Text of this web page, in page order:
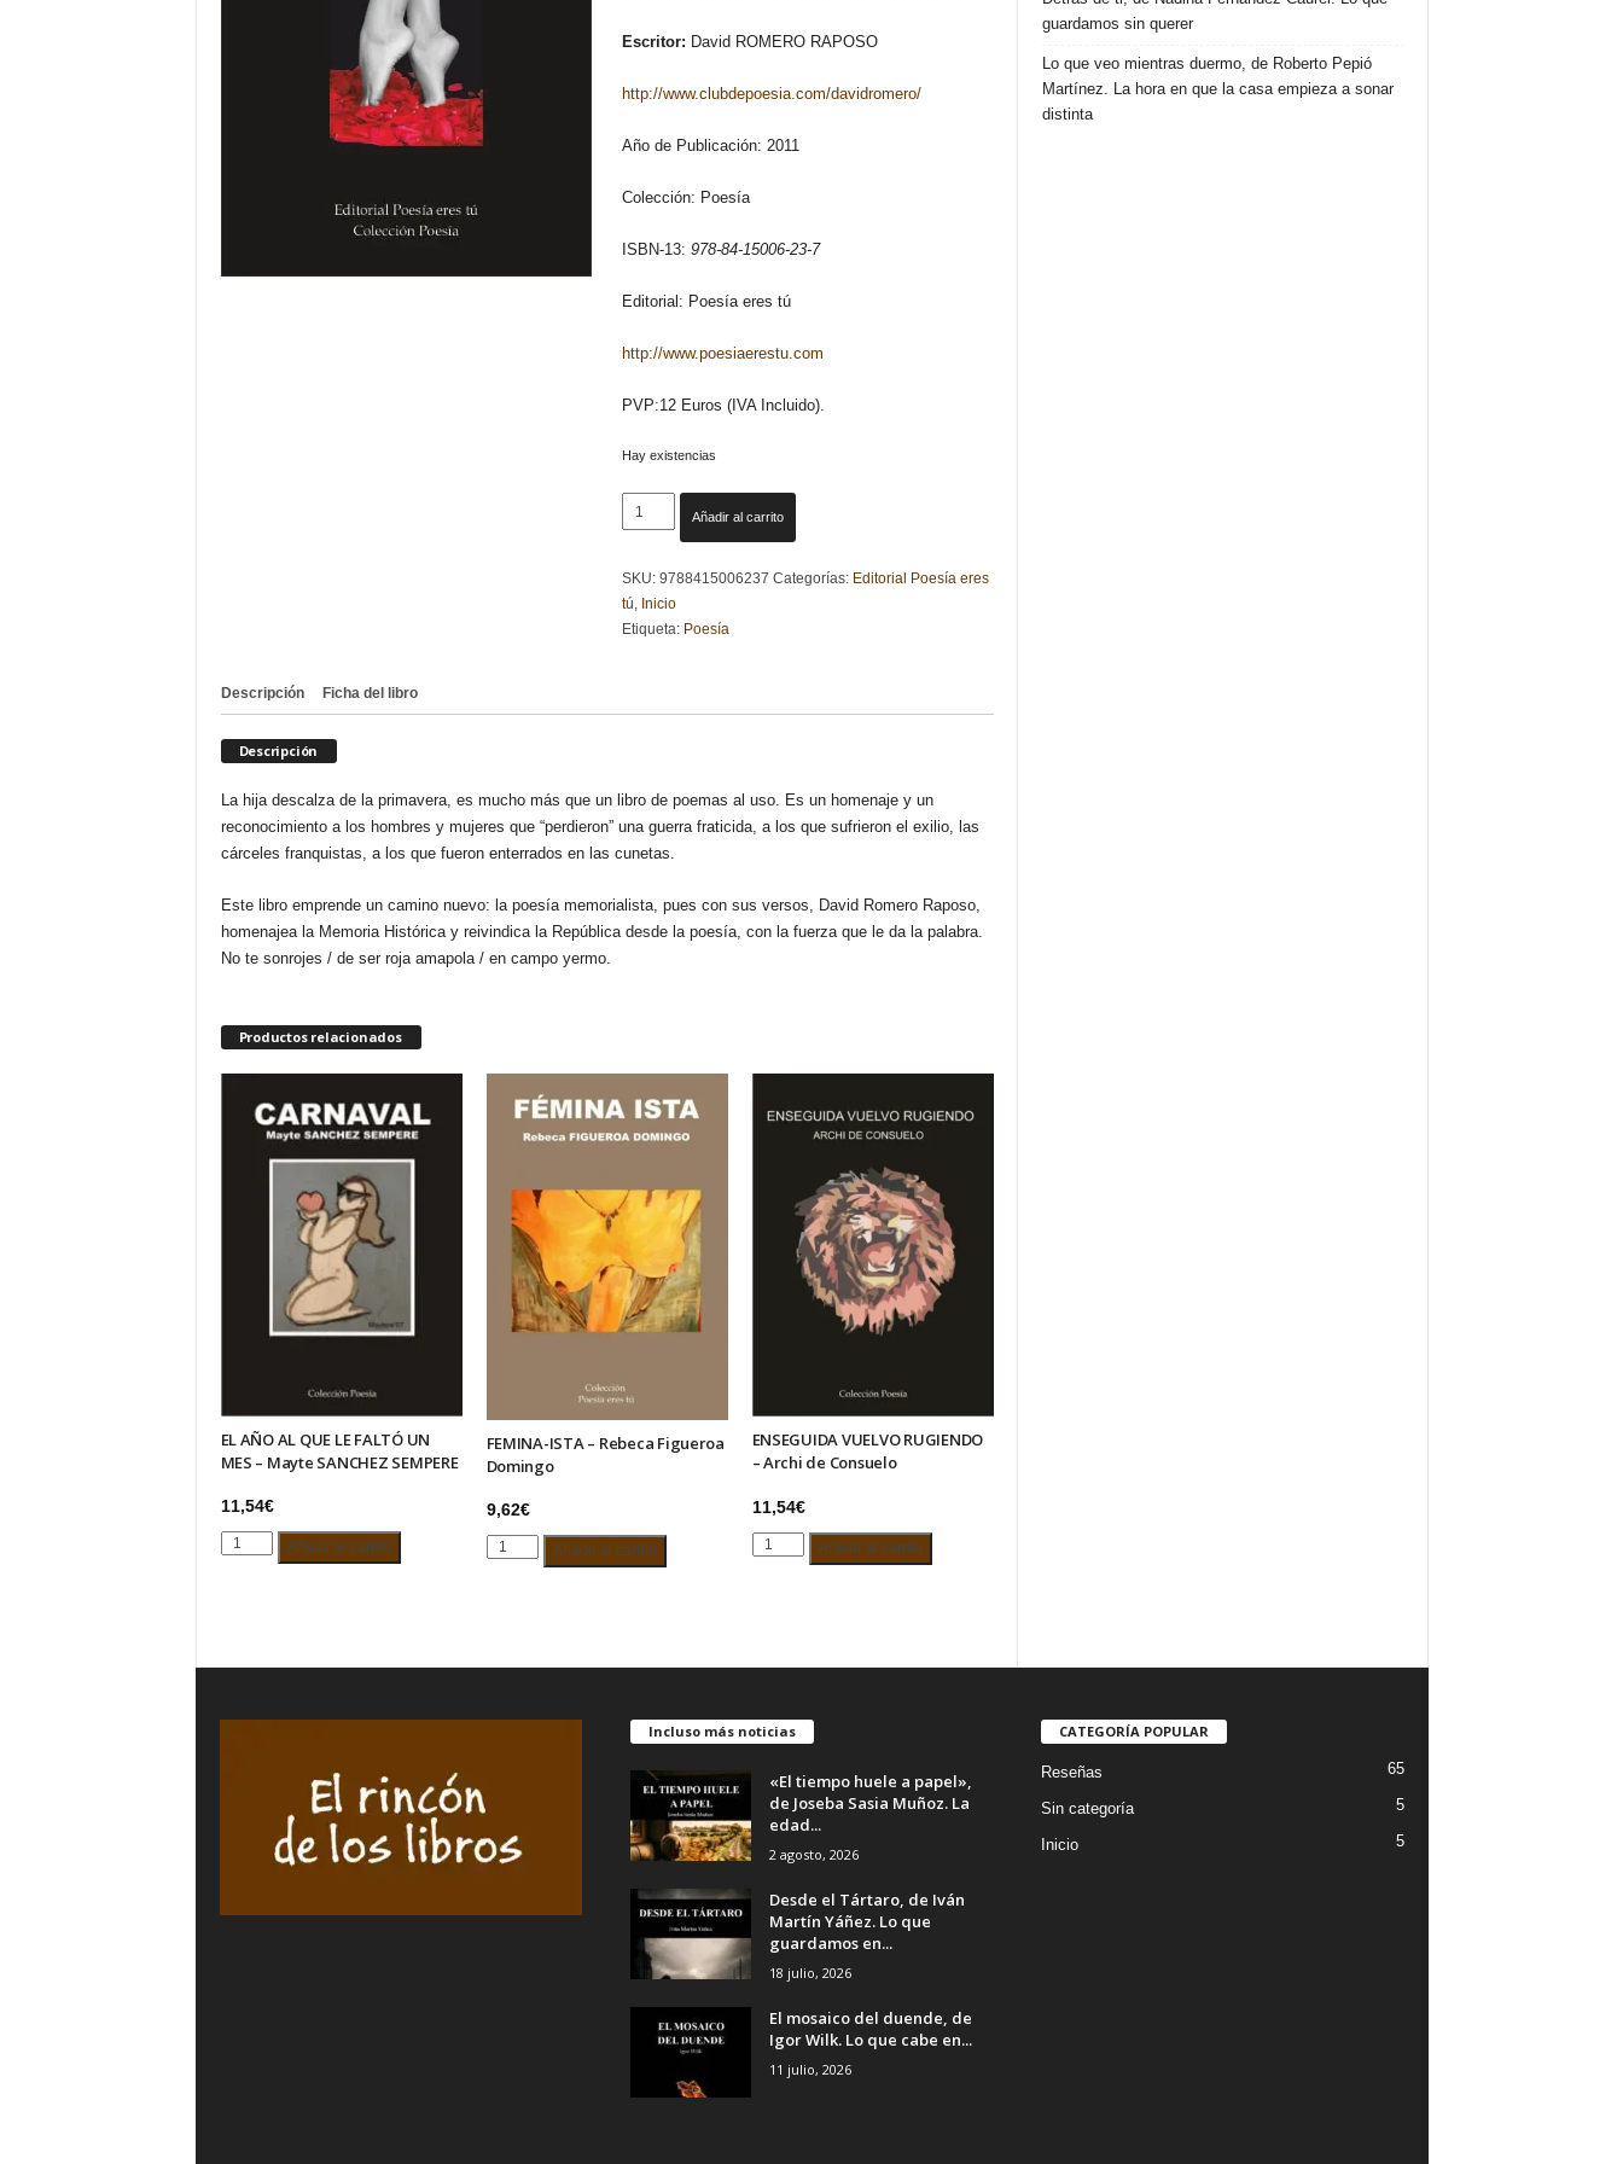
Escritor: David ROMERO RAPOSO
http://www.clubdepoesia.com/davidromero/
Año de Publicación: 2011
Colección: Poesía
ISBN-13:978-84-15006-23-7
Editorial: Poesía eres tú
http://www.poesiaerestu.com
PVP:12 Euros (IVA Incluido).
Hay existencias
LA
HIJA
DE
LA
PRIMAVERA
Añadir al carrito
SKU:9788415006237 Categorías: Editorial Poesía eres
tú, Inicio
Etiqueta: Poesía
Descripción Ficha del libro
Descripción
La hija descalza de la primavera, es mucho más que un libro de poemas al uso. Es un homenaje y un
reconocimiento a los hombres y mujeres que “perdieron” una guerra fraticida, a los que sufrieron el exilio, las
cárceles franquistas, a los que fueron enterrados en las cunetas.
Este libro emprende un camino nuevo: la poesía memorialista, pues con sus versos, David Romero Raposo,
homenajea la Memoria Histórica y reivindica la República desde la poesía, con la fuerza que le da la palabra.
No te sonrojes / de ser roja amapola / en campo yermo.
Productos relacionados
EL AÑO AL QUE LE FALTÓ UN
MES – Mayte SANCHEZ SEMPERE
11,54€
EL
FALTÓ
MES
SEMPERE
cantidad
Añadir al carrito
FEMINA-ISTA – Rebeca Figueroa
Domingo
9,62€
FEMINA-
Domingo
Añadir al carrito
ENSEGUIDA VUELVO RUGIENDO
– Archi de Consuelo
11,54€
ENSEGUIDA
de
cantidad
Añadir al carrito
guardamos sin querer
Lo que veo mientras duermo, de Roberto Pepió
Martínez. La hora en que la casa empieza a sonar
distinta
Incluso más noticias
«El tiempo huele a papel»,
de Joseba Sasia Muñoz. La
edad...
2 agosto, 2026
Desde el Tártaro, de Iván
Martín Yáñez. Lo que
guardamos en...
18 julio, 2026
El mosaico del duende, de
Igor Wilk. Lo que cabe en...
11 julio, 2026
CATEGORÍA POPULAR
Reseñas 65
Sin categoría 5
Inicio 5